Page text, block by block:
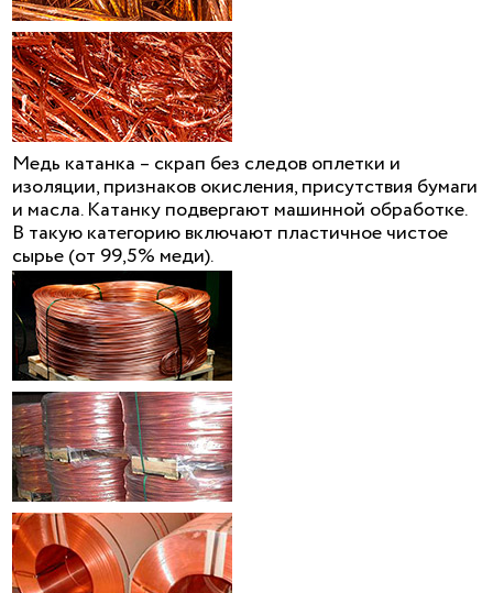
Медь катанка – скрап без следов оплетки и
изоляции, признаков окисления, присутствия бумаги
и масла. Катанку подвергают машинной обработке.
В такую категорию включают пластичное чистое
сырье (от 99,5% меди).